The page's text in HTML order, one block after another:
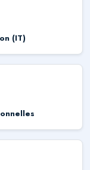
(IT)